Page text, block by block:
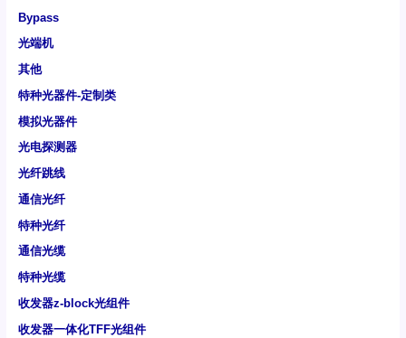
Bypass
光端机
其他
特种光器件-定制类
模拟光器件
光电探测器
光纤跳线
通信光纤
特种光纤
通信光缆
特种光缆
收发器z-block光组件
收发器一体化TFF光组件